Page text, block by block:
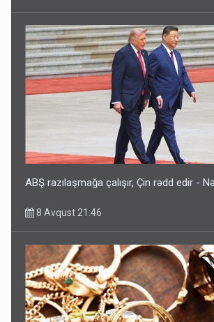
ABŞ razılaşmağa çalışır, Çin rədd edir -
8 Avqust 21:46